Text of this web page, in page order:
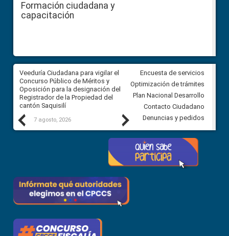
Formación ciudadana y
capacitación
Previous
Veeduría Ciudadana para vigilar el
Concurso Público de Méritos y
Oposición para la designación del
Registrador de la Propiedad del
cantón Saquisilí
7 agosto, 2026
Veeduría Ciudadana para
construcción del asfaltado de
Ballenita del cantón Santa
7 agosto, 2026
Next
Encuesta de servicios
Optimización de trámites
Plan Nacional Desarrollo
Contacto Ciudadano
Denuncias y pedidos